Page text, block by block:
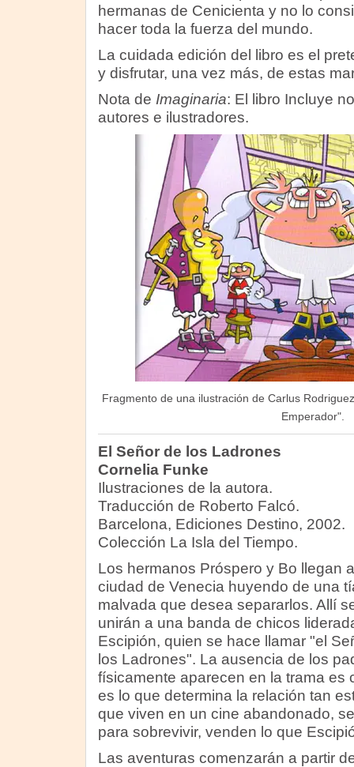
hermanas de Cenicienta y no lo
hacer toda la fuerza del mundo.
La cuidada edición del libro es el
y disfrutar, una vez más, de estas
Nota de Imaginaria: El libro Incluye
autores e ilustradores.
Fragmento de una ilustración de Carlus
Emperador".
El Señor de los Ladrones
Cornelia Funke
Ilustraciones de la autora.
Traducción de Roberto Falcó.
Barcelona, Ediciones Destino, 2002.
Colección La Isla del Tiempo.
Los hermanos Próspero y Bo llegan
ciudad de Venecia huyendo de una
malvada que desea separarlos. Allí
unirán a una banda de chicos
Escipión, quien se hace llamar "el
los Ladrones". La ausencia de los
físicamente aparecen en la trama
es lo que determina la relación tan
que viven en un cine abandonado,
para sobrevivir, venden lo que
Las aventuras comenzarán a partir